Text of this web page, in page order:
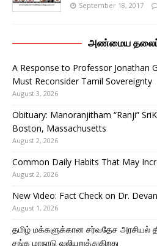
September 18, 2017
அண்மைய
A Response to Professor Jonathan
Must Reconsider Tamil Sovereignty
August 3, 2026
Obituary: Manoranjitham “Ranji”
Boston, Massachusetts
August 2, 2026
Common Daily Habits That May
August 2, 2026
New Video: Fact Check on Dr.
August 1, 2026
தமிழ் மக்களுக்கான சர்வதேச அரசியல்
சங்க மாநாடு வலியுறுத்துகிறது